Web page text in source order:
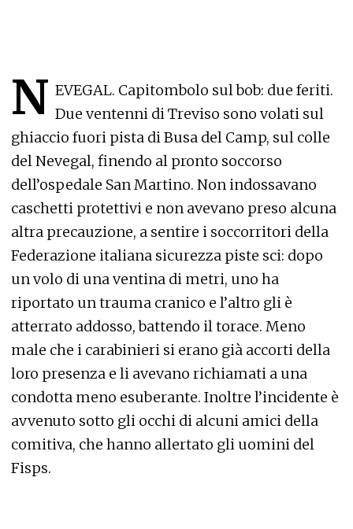
N EVEGAL. Capitombolo sul bob: due feriti.
Due ventenni di Treviso sono volati sul
ghiaccio fuori pista di Busa del Camp, sul colle
del Nevegal, finendo al pronto soccorso
dell’ospedale San Martino. Non indossavano
caschetti protettivi e non avevano preso alcuna
altra precauzione, a sentire i soccorritori della
Federazione italiana sicurezza piste sci: dopo
un volo di una ventina di metri, uno ha
riportato un trauma cranico e l’altro gli è
atterrato addosso, battendo il torace. Meno
male che i carabinieri si erano già accorti della
loro presenza e li avevano richiamati a una
condotta meno esuberante. Inoltre l’incidente è
avvenuto sotto gli occhi di alcuni amici della
comitiva, che hanno allertato gli uomini del
Fisps.